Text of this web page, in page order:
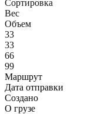
Сортировка
Вес
Объем
33
33
66
99
Маршрут
Дата отправки
Создано
О грузе